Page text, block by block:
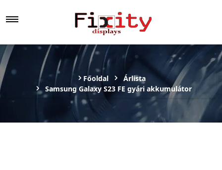
Főoldal
Árlista
Samsung Galaxy S23 FE gyári akkumulátor